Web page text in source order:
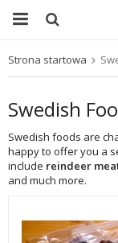
Strona startowa
Swedish
Swedish foods are
happy to offer you a
include reindeer
and much more.